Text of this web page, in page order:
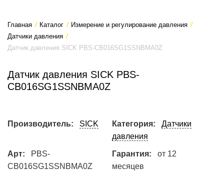
Главная / Каталог / Измерение и регулирование давления /
Датчики давления /
Датчик давления SICK PBS-CB016SG1SSNBMA0Z
Датчик давления SICK PBS-
CB016SG1SSNBMA0Z
Производитель: SICK Категория:
Датчики
давления
Арт:
PBS-
CB016SG1SSNBMA0Z
Гарантия:
от 12
месяцев